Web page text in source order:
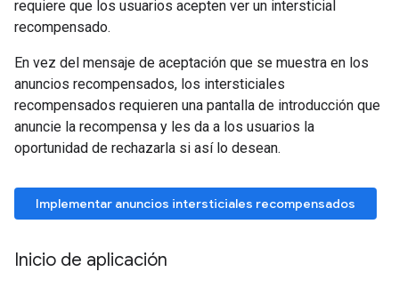
requiere que los usuarios acepten ver un intersticial
recompensado.
En vez del mensaje de aceptación que se muestra en los
anuncios recompensados, los intersticiales
recompensados requieren una pantalla de introducción que
anuncie la recompensa y les da a los usuarios la
oportunidad de rechazarla si así lo desean.
Implementar anuncios intersticiales recompensados
Inicio de aplicación